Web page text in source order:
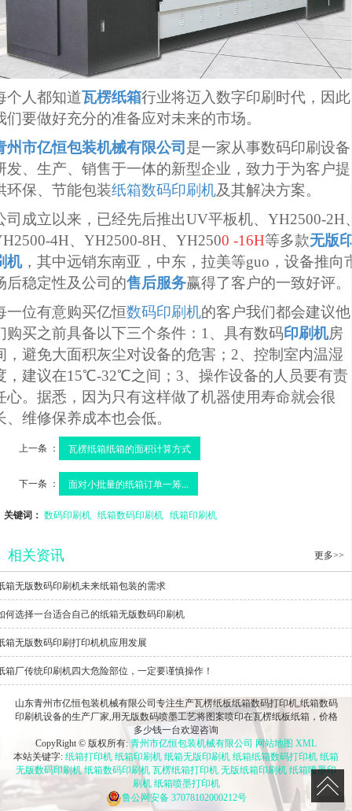
个人都知道瓦楞纸箱行业将迈入数字印刷时代，因此
们要做好充分的准备应对未来的市场。
州市亿恒包装机械有限公司 是一家从事数码印刷设备
发、生产、销售于一体的新型企业，致力于为客户提
环保、节能包装纸箱数码印刷机及其解决方案。
司成立以来，已经先后推出UV平板机、YH2500-2H
4H、YH2500-8H、YH2500 -16H等多款无版
机，其中远销东南亚，中东，拉美等guo，设备推向
后稳定性及公司的售后服务赢得了客户的一致好评。
一位有意购买亿恒数码印刷机的客户我们都会建议他
购买之前具备以下三个条件： 1、具有数码印刷机房
，避免大面积灰尘对设备的危害； 2、控制室内温湿
，建议在15℃-32℃之间；3、操作设备的人员要有责
心。据悉，因为只有这样做了机器使用寿命就会很
、维修保养成本也会低。
上一条 ： 瓦楞纸箱纸箱的面积计算方式
下一条 ： 面对小批量的纸箱订单一筹...
关键词： 数码印刷机 纸箱数码印刷机 纸箱印刷机
相关资讯 更多>>
箱无版数码印刷机未来纸箱包装的需求
何选择一台适合自己的纸箱无版数码印刷机
箱无版数码印刷打印机机应用发展
箱厂传统印刷机四大危险部位，一定要谨慎操作！
山东青州市亿恒包装机械有限公司专注生产瓦楞纸板纸箱数码打印机,纸箱数码
印刷机设备的生产厂家,用无版数码喷墨工艺将图案喷印在瓦楞纸板纸箱，价格
多少钱一台欢迎咨询
CopyRight © 版权所有: 青州市亿恒包装机械有限公司 网站地图 XML
本站关键字: 纸箱打印机 纸箱印刷机 纸箱无版印刷机 纸箱纸箱数码打印机 纸箱
无版数码印刷机 纸箱数码印刷机 瓦楞纸箱打印机 无版纸箱印刷机 纸箱喷墨印
刷机 纸箱喷墨打印机
鲁公网安备37078102000212号